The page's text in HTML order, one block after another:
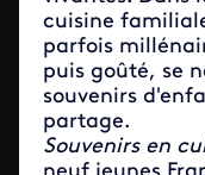
cuisine
parfois
puis goûté, se
souvenirs
partage.
Souvenirs en